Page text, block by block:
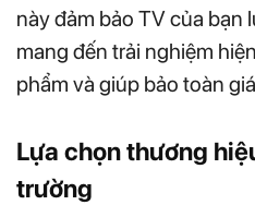
này đảm bảo TV của bạn
mang đến trải nghiệm
phẩm và giúp bảo toàn
Lựa chọn thương
trường